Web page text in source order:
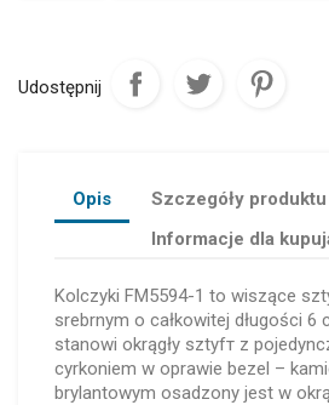
Udostępnij
Opis Szczegóły produktu
Informacje dla
Kolczyki FM5594-1 to wiszące
srebrnym o całkowitej długości 6
stanowi okrągły sztyfт z
cyrkoniem w oprawie bezel –
brylantowym osadzony jest w